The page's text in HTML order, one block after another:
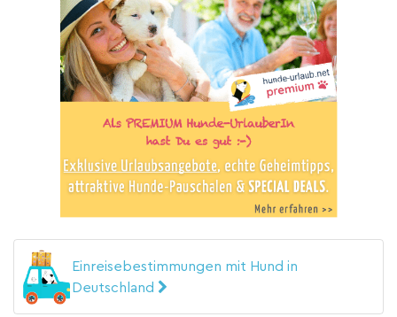
Einreisebestimmungen mit Hund in
Deutschland